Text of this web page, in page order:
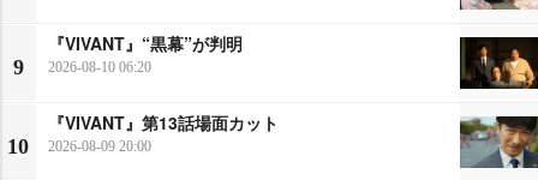
9
『VIVANT』“黒幕”が判明
2026-08-10 06:20
10
『VIVANT』第13話場面カット
2026-08-09 20:00